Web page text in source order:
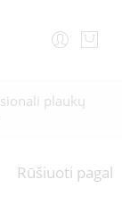
plaukų
Rūšiuoti pagal